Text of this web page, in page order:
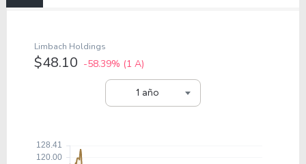
1 año
Limbach Holdings
$48.10 -58.39% (1 A)